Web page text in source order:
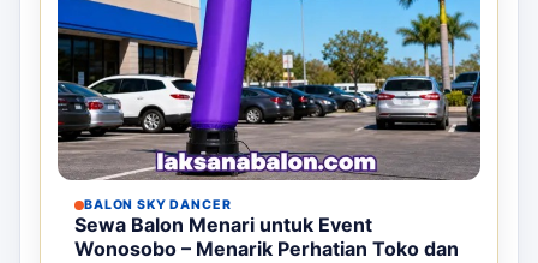
BALON SKY DANCER
Sewa Balon Menari untuk Event
Wonosobo – Menarik Perhatian Toko dan